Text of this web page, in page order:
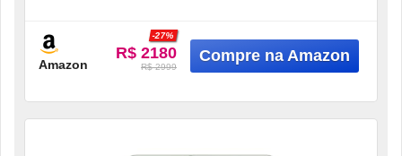
Amazon
R$ 2180
-27%
R$ 2999